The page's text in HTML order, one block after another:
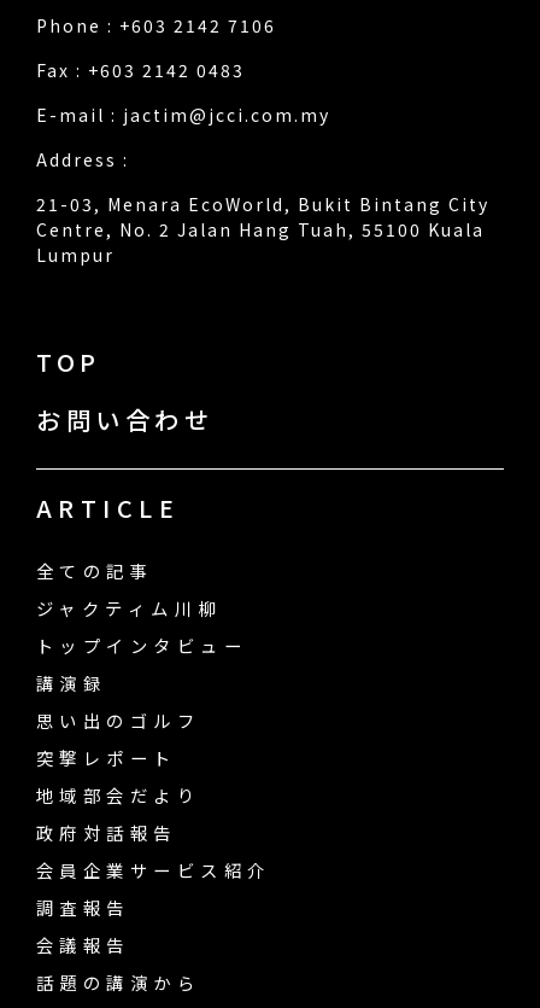
Phone : +603 2142 7106
Fax : +603 2142 0483
E-mail : jactim@jcci.com.my
Address :
21-03, Menara EcoWorld, Bukit Bintang City
Centre, No. 2 Jalan Hang Tuah, 55100 Kuala
Lumpur
TOP
お問い合わせ
ARTICLE
全ての記事
ジャクティム川柳
トップインタビュー
講演録
思い出のゴルフ
突撃レポート
地域部会だより
政府対話報告
会員企業サービス紹介
調査報告
会議報告
話題の講演から